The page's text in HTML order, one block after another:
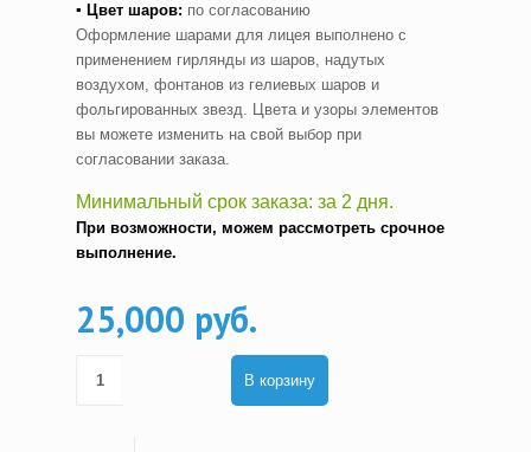
▪ Цвет шаров: по согласованию
Оформление шарами для лицея выполнено с
применением гирлянды из шаров, надутых
воздухом, фонтанов из гелиевых шаров и
фольгированных звезд. Цвета и узоры элементов
вы можете изменить на свой выбор при
согласовании заказа.
Минимальный срок заказа: за 2 дня.
При возможности, можем рассмотреть срочное
выполнение.
25,000 руб.
В корзину